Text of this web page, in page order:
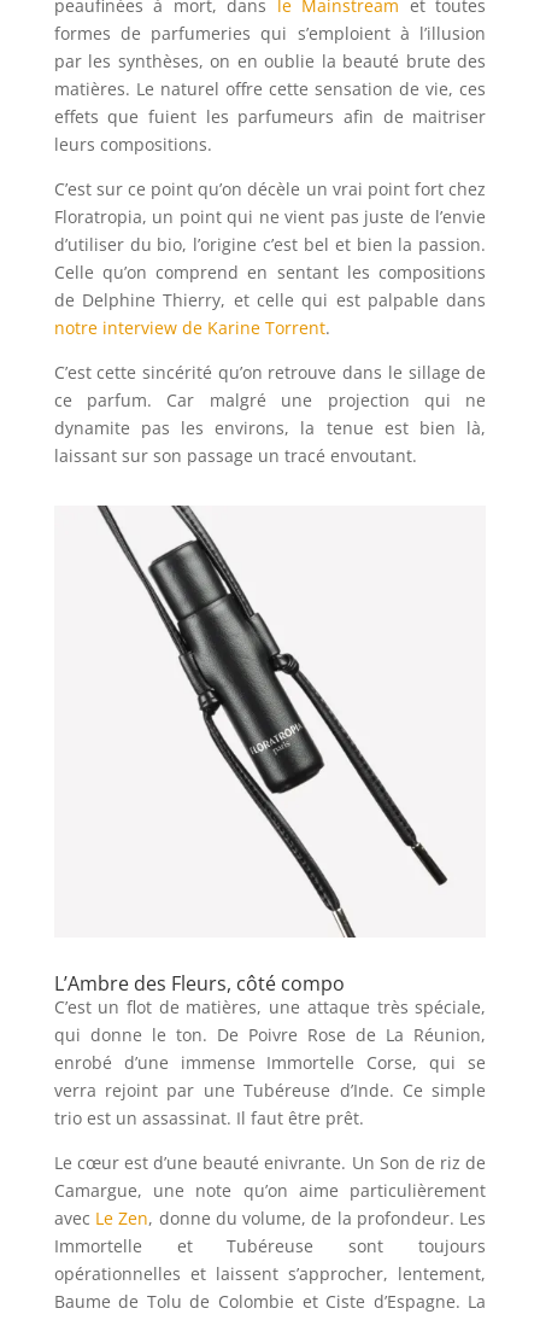
peaufinées à mort, dans le Mainstream et toutes
formes de parfumeries qui s’emploient à l’illusion
par les synthèses, on en oublie la beauté brute des
matières. Le naturel offre cette sensation de vie, ces
effets que fuient les parfumeurs afin de maitriser
leurs compositions.
C’est sur ce point qu’on décèle un vrai point fort chez
Floratropia, un point qui ne vient pas juste de l’envie
d’utiliser du bio, l’origine c’est bel et bien la passion.
Celle qu’on comprend en sentant les compositions
de Delphine Thierry, et celle qui est palpable dans
notre interview de Karine Torrent.
C’est cette sincérité qu’on retrouve dans le sillage de
ce parfum. Car malgré une projection qui ne
dynamite pas les environs, la tenue est bien là,
laissant sur son passage un tracé envoutant.
L’Ambre des Fleurs, côté compo
C’est un flot de matières, une attaque très spéciale,
qui donne le ton. De Poivre Rose de La Réunion,
enrobé d’une immense Immortelle Corse, qui se
verra rejoint par une Tubéreuse d’Inde. Ce simple
trio est un assassinat. Il faut être prêt.
Le cœur est d’une beauté enivrante. Un Son de riz de
Camargue, une note qu’on aime particulièrement
avec Le Zen, donne du volume, de la profondeur. Les
Immortelle et Tubéreuse sont toujours
opérationnelles et laissent s’approcher, lentement,
Baume de Tolu de Colombie et Ciste d’Espagne. La